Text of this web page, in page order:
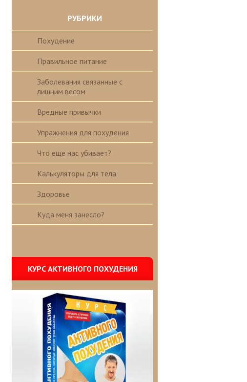
РУБРИКИ
Похудение
Правильное питание
Заболевания связанные с
лишним весом
Вредные привычки
Упражнения для похудения
Что еще нас убивает?
Калькуляторы для тела
Здоровье
Куда меня занесло?
КУРС АКТИВНОГО ПОХУДЕНИЯ